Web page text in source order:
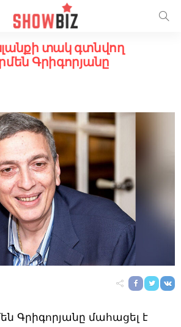
տակ գտնվող
Գրիգորյանը
Գրիգորյանը մահացել է